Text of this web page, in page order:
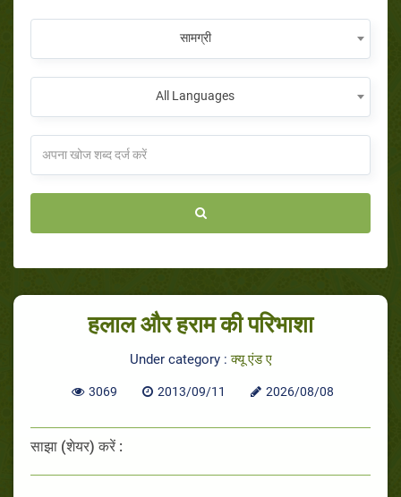
सामग्री
All Languages
हलाल और हराम की परिभाशा
Under category :क्यू एंड ए
3069 2013/09/11 2026/08/08
साझा (शेयर) करें :